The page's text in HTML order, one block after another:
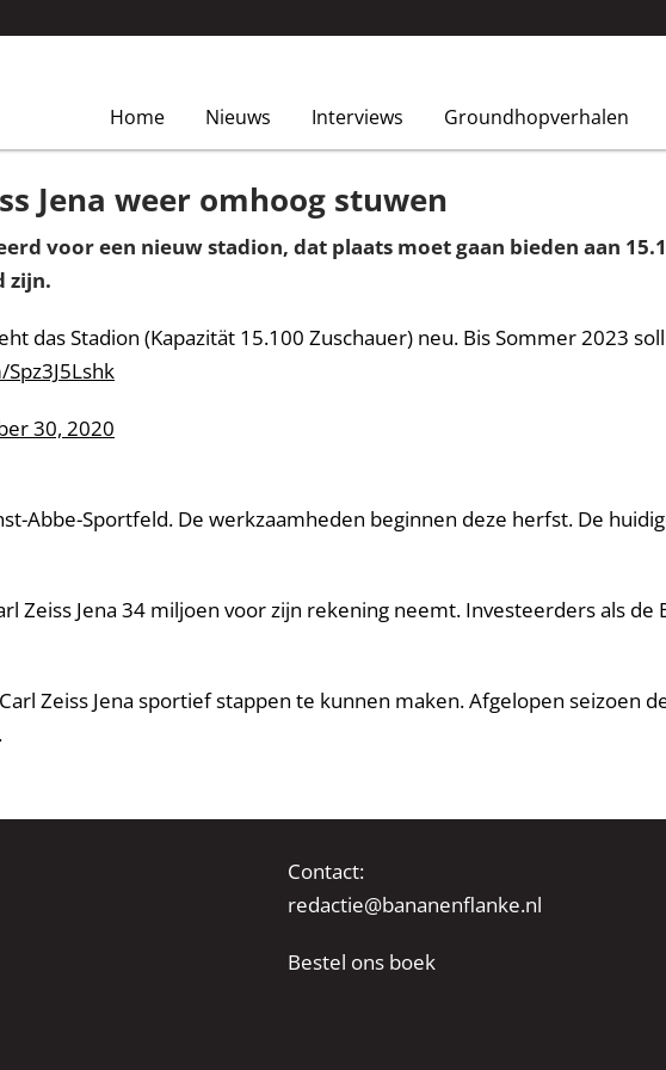
Home Nieuws Interviews Groundhopverhalen
Jena weer omhoog stuwen
voor een nieuw stadion, dat plaats moet gaan bieden aan
zijn.
das Stadion (Kapazität 15.100 Zuschauer) neu. Bis Sommer 2023
30, 2020
Abbe-Sportfeld. De werkzaamheden beginnen deze herfst. De
Zeiss Jena 34 miljoen voor zijn rekening neemt. Investeerders als de
Zeiss Jena sportief stappen te kunnen maken. Afgelopen seizoen
Contact:
redactie@bananenflanke.nl
Bestel ons boek